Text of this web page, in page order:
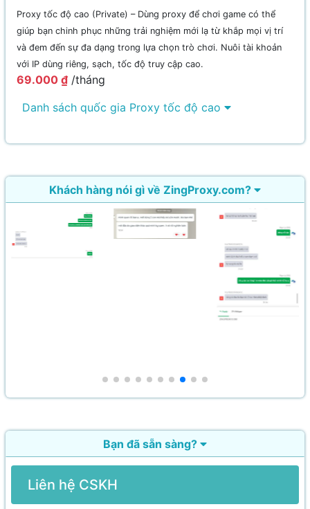
Proxy tốc độ cao (Private) – Dùng proxy để chơi game có thể
giúp bạn chinh phục những trải nghiệm mới lạ từ khắp mọi vị trí
và đem đến sự đa dạng trong lựa chọn trò chơi. Nuôi tài khoản
với IP dùng riêng, sạch, tốc độ truy cập cao.
69.000 ₫ /tháng
Danh sách quốc gia Proxy tốc độ cao
Khách hàng nói gì về ZingProxy.com?
Bạn đã sẵn sàng?
Liên hệ CSKH